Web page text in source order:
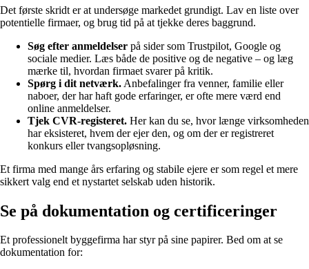
Det første skridt er at undersøge markedet grundigt. Lav en liste over
potentielle firmaer, og brug tid på at tjekke deres baggrund.
Søg efter anmeldelser på sider som Trustpilot, Google og
sociale medier. Læs både de positive og de negative – og læg
mærke til, hvordan firmaet svarer på kritik.
Spørg i dit netværk. Anbefalinger fra venner, familie eller
naboer, der har haft gode erfaringer, er ofte mere værd end
online anmeldelser.
Tjek CVR-registeret. Her kan du se, hvor længe virksomheden
har eksisteret, hvem der ejer den, og om der er registreret
konkurs eller tvangsopløsning.
Et firma med mange års erfaring og stabile ejere er som regel et mere
sikkert valg end et nystartet selskab uden historik.
Se på dokumentation og certificeringer
Et professionelt byggefirma har styr på sine papirer. Bed om at se
dokumentation for: